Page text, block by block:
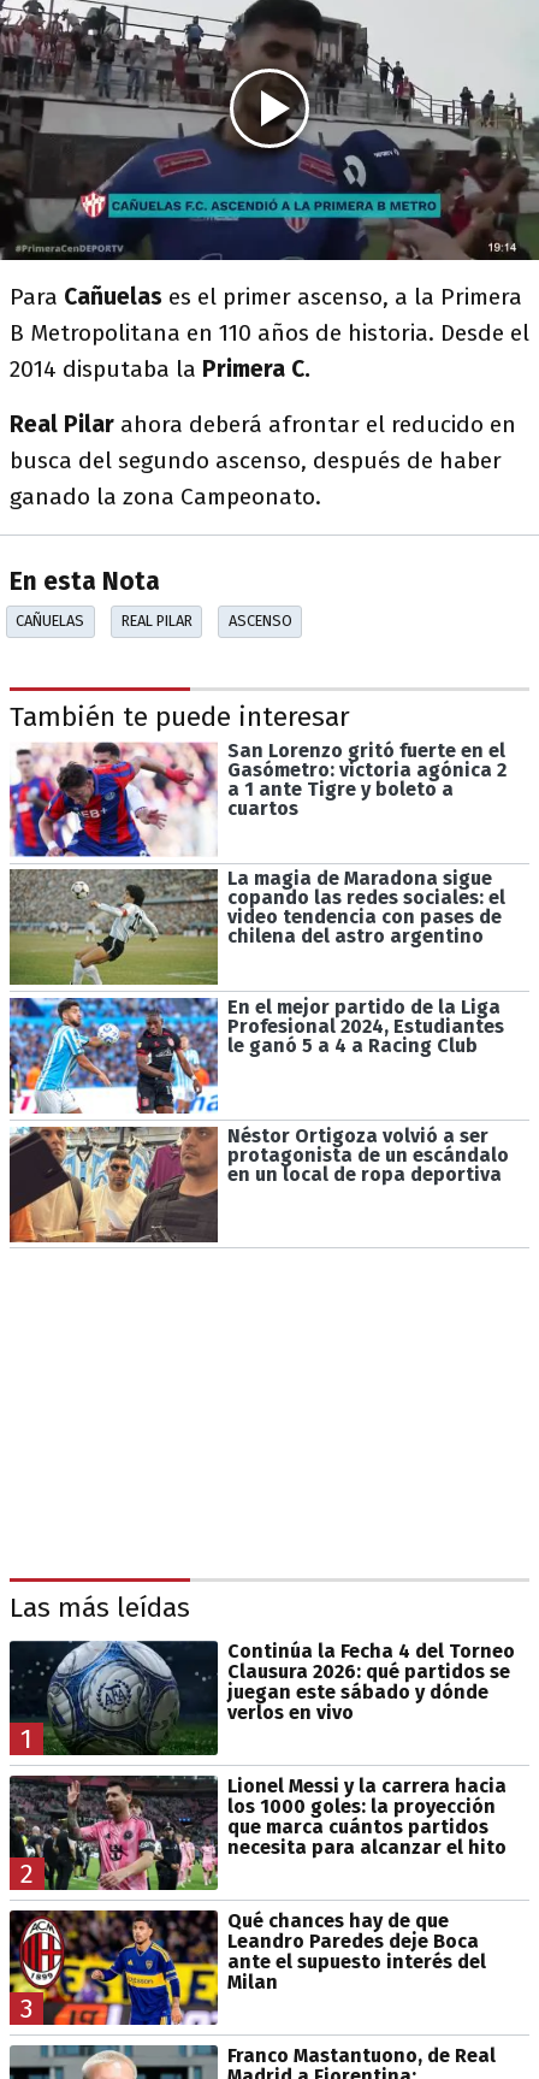
Para Cañuelas es el primer ascenso, a la Primera
B Metropolitana en 110 años de historia. Desde el
2014 disputaba la Primera C.
Real Pilar ahora deberá afrontar el reducido en
busca del segundo ascenso, después de haber
ganado la zona Campeonato.
En esta Nota
CAÑUELAS REAL PILAR ASCENSO
También te puede interesar
San Lorenzo gritó fuerte en el
Gasómetro: victoria agónica 2
a 1 ante Tigre y boleto a
cuartos
La magia de Maradona sigue
copando las redes sociales: el
video tendencia con pases de
chilena del astro argentino
En el mejor partido de la Liga
Profesional 2024, Estudiantes
le ganó 5 a 4 a Racing Club
Néstor Ortigoza volvió a ser
protagonista de un escándalo
en un local de ropa deportiva
Las más leídas
1
Continúa la Fecha 4 del Torneo
Clausura 2026: qué partidos se
juegan este sábado y dónde
verlos en vivo
2
Lionel Messi y la carrera hacia
los 1000 goles: la proyección
que marca cuántos partidos
necesita para alcanzar el hito
3
Qué chances hay de que
Leandro Paredes deje Boca
ante el supuesto interés del
Milan
Franco Mastantuono, de Real